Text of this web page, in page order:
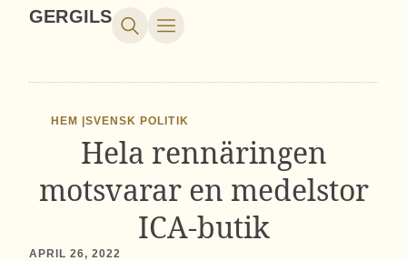
GERGILS
HEM |SVENSK POLITIK
Hela rennäringen
motsvarar en medelstor
ICA-butik
APRIL 26, 2022